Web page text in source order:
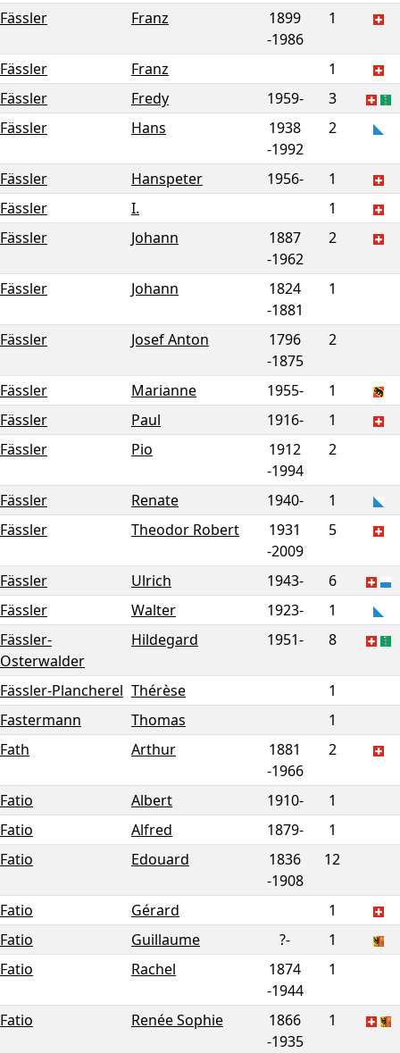
Fässler Franz
1899
-1986
1
Fässler Franz
1
Fässler
Fredy 1959-
3
Fässler
Hans
1938
-1992
2
Fässler Hanspeter 1956-
1
Fässler
I.
1
Fässler
Johann
1887
-1962
2
Fässler Johann
1824
-1881
1
Fässler Josef Anton
1796
-1875
2
Fässler Marianne 1955-
1
Fässler
Paul 1916-
1
Fässler
Pio
1912
-1994
2
Fässler Renate 1940-
1
Fässler
Theodor Robert
1931
-2009
5
Fässler Ulrich 1943-
6
Fässler
Walter 1923-
1
Fässler-
Osterwalder
Hildegard 1951- 8
Fässler-Plancherel Thérèse
1
Fastermann
Thomas
1
Fath
Arthur
1881
-1966
2
Fatio Albert 1910-
1
Fatio
Alfred 1879-
1
Fatio
Edouard
1836
-1908
12
Fatio Gérard
1
Fatio
Guillaume ?-
1
Fatio
Rachel
1874
-1944
1
Fatio Renée Sophie
1866
-1935
1